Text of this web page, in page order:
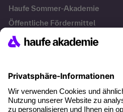
Haufe Sommer-Akademie
Öffentliche Fördermittel
Transfersicherung
Die letzten Artikel
KI Texte menschlicher machen
bleiben